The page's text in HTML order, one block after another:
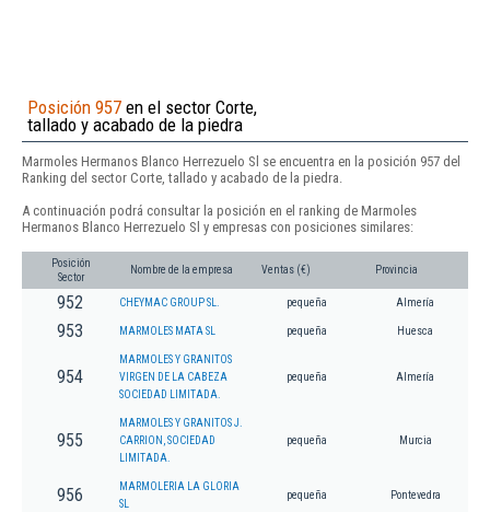
Posición 957 en el sector Corte,
tallado y acabado de la piedra
Marmoles Hermanos Blanco Herrezuelo Sl se encuentra en la posición 957 del
Ranking del sector Corte, tallado y acabado de la piedra.
A continuación podrá consultar la posición en el ranking de Marmoles
Hermanos Blanco Herrezuelo Sl y empresas con posiciones similares:
Posición
Sector
Nombre de la empresa Ventas (€) Provincia
952 CHEYMAC GROUP SL. pequeña Almería
953 MARMOLES MATA SL pequeña Huesca
954
MARMOLES Y GRANITOS
VIRGEN DE LA CABEZA
SOCIEDAD LIMITADA.
pequeña Almería
955
MARMOLES Y GRANITOS J.
CARRION, SOCIEDAD
LIMITADA.
pequeña Murcia
956
MARMOLERIA LA GLORIA
SL
pequeña Pontevedra